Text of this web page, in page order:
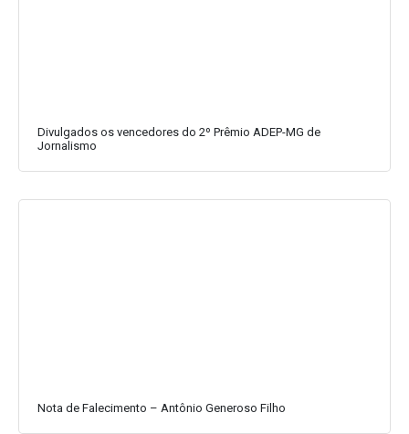
Divulgados os vencedores do 2º Prêmio ADEP-MG de
Jornalismo
Nota de Falecimento – Antônio Generoso Filho